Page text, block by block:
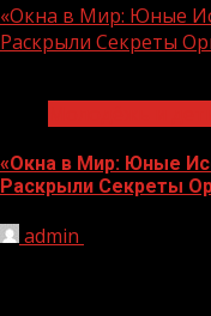
«Окна в Мир: Юные
Раскрыли Секреты
«Окна в Мир: Юные
Раскрыли Секреты
admin